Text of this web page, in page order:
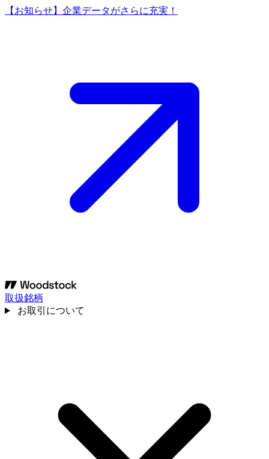
【お知らせ】企業データがさらに充実！
取扱銘柄
お取引について